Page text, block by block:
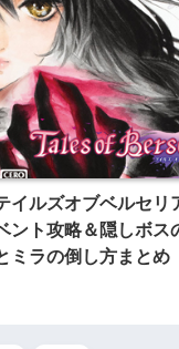
イルズオブベルセ
ント攻略＆隠しボス
ミラの倒し方まとめ